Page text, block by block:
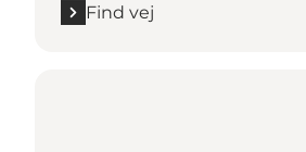
Find vej